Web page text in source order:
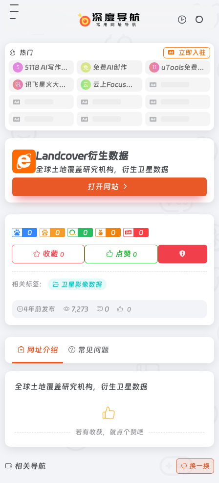
热门
立即入驻
5118 AI写作工具
免费AI创作 uTools免费工具箱
讯飞星火大模型 云上Focus接码
Landcover衍生数据
全球土地覆盖研究机构，衍生卫星数据
打开网站
0 0 0 0 0
收藏 0 点赞 0
相关标签： 卫星影像数据
4年前发布 7,273 0 0
Landcover衍生数据
网址介绍 常见问题
全球土地覆盖研究机构，衍生卫星数据
若有收获，就点个赞吧
相关导航 换一换